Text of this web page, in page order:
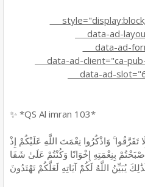
data-ad-
data-ad-
data-ad-client="ca-
data-ad-
✨ *QS Al imran 103*
تَفَرَّقُوا ۚ وَاذْكُرُوا نِعْمَتَ اللَّهِ عَلَيْكُمْ إِذْ
بِنِعْمَتِهِ إِخْوَانًا وَكُنْتُمْ عَلَىٰ شَفَا
يُبَيِّنُ اللَّهُ لَكُمْ آيَاتِهِ لَعَلَّكُمْ تَهْتَدُونَ